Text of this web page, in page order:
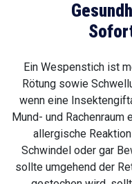
Ein Wespenstich ist
Rötung sowie
wenn eine
Mund- und
allergische
Schwindel oder gar
sollte umgehend der